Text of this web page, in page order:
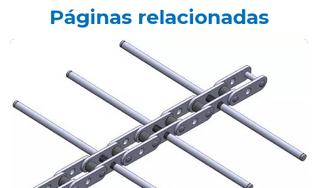
Páginas relacionadas